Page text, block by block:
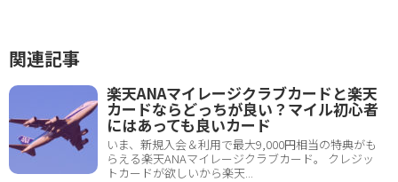
関連記事
楽天ANAマイレージクラブカードと楽天
カードならどっちが良い？マイル初心者
にはあっても良いカード
いま、新規入会＆利用で最大9,000円相当の特典がも
らえる楽天ANAマイレージクラブカード。 クレジッ
トカードが欲しいから楽天...